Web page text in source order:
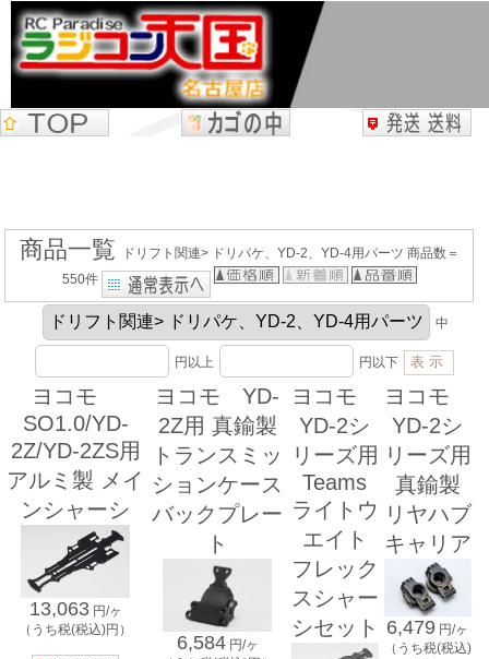
商品一覧
ドリフト関連> ドリパケ、YD-2、YD-4用パーツ 商品数＝
550件
中
円以上 円以下
ヨコモ
SO1.0/YD-
2Z/YD-2ZS用
アルミ製 メイ
ンシャーシ
13,063 円/ヶ
（うち税(税込)円）
ヨコモ YD-
2Z用 真鍮製
トランスミッ
ションケース
バックプレー
ト
6,584 円/ヶ
ヨコモ
YD-2シ
リーズ用
Teams
ライトウ
エイト
フレック
スシャー
シセット
ヨコモ
YD-2シ
リーズ用
真鍮製
リヤハブ
キャリア
6,479 円/ヶ
（うち税(税込)